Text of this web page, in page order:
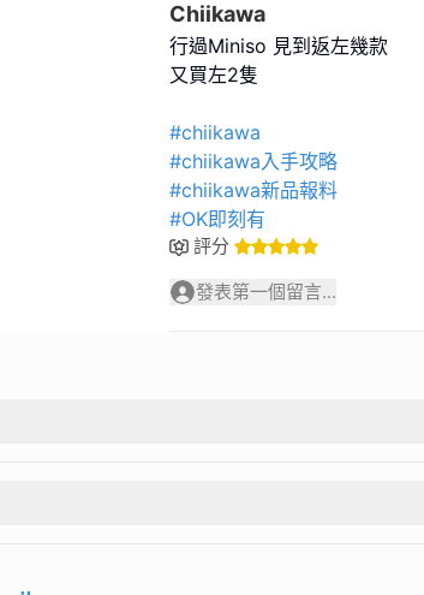
Chiikawa
行過Miniso 見到返左幾款
又買左2隻
#chiikawa
#chiikawa入手攻略
#chiikawa新品報料
#OK即刻有
評分
發表第一個留言...